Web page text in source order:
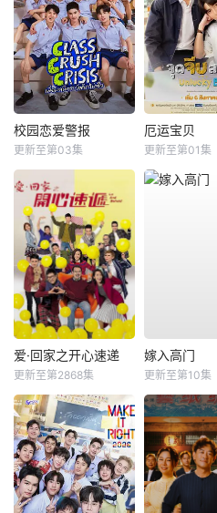
校园恋爱警报
更新至第03集
厄运宝贝
更新至第01集
爱·回家之开心速递
更新至第2868集
嫁入高门
更新至第10集